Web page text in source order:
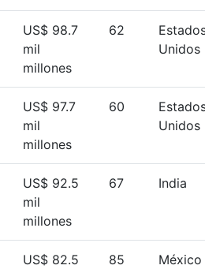
US$ 98.7
mil
millones
62
Unidos
US$ 97.7
mil
millones
60
Unidos
US$ 92.5
mil
millones
67 India
US$ 82.5
85 México